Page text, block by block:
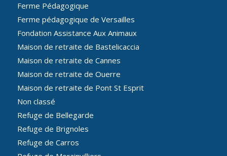
Ferme Pédagogique
Ferme pédagogique de Versailles
Fondation Assistance Aux Animaux
Maison de retraite de Bastelicaccia
Maison de retraite de Cannes
Maison de retraite de Ouerre
Maison de retraite de Pont St Esprit
Non classé
Refuge de Bellegarde
Refuge de Brignoles
Refuge de Carros